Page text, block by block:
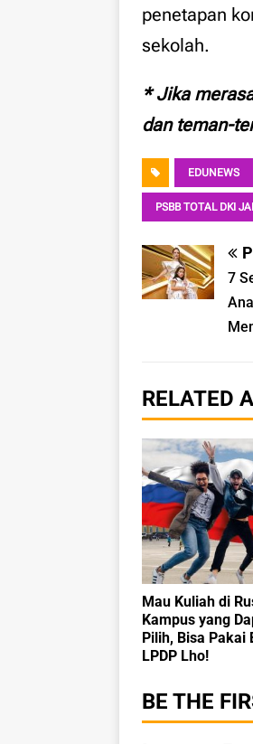
penetapan
sekolah.
* Jika
dan teman-
EDUNEWS
PSBB TOTAL DKI
7
RELATED
Mau Kuliah di
Kampus yang
Pilih, Bisa Pakai
LPDP Lho!
BE THE